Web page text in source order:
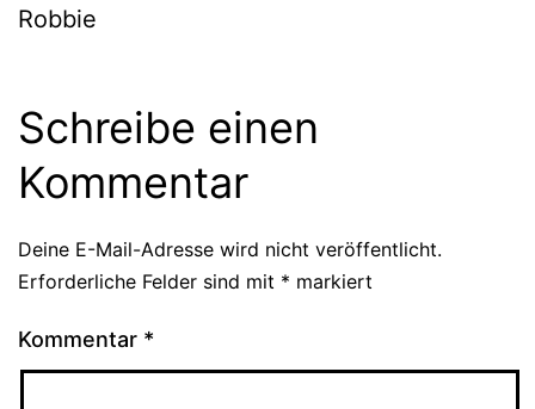
Robbie
Schreibe einen
Kommentar
Deine E-Mail-Adresse wird nicht veröffentlicht.
Erforderliche Felder sind mit * markiert
Kommentar *